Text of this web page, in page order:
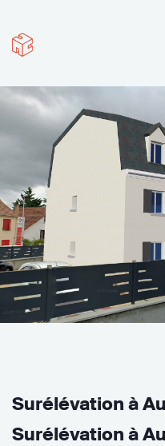
Surélévation à
Surélévation à